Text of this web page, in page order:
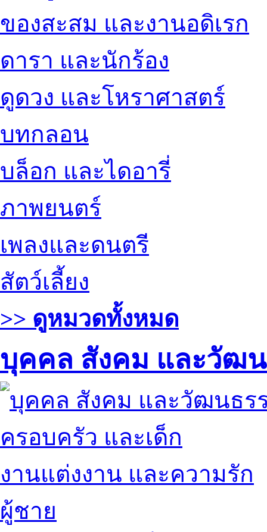
ของสะสม และงานอดิเรก
ดารา และนักร้อง
ดูดวง และโหราศาสตร์
บทกลอน
บล็อก และไดอารี่
ภาพยนตร์
เพลงและดนตรี
สัตว์เลี้ยง
>> ดูหมวดทั้งหมด
บุคคล สังคม และวัฒ
ครอบครัว และเด็ก
งานแต่งงาน และความรัก
ผู้ชาย